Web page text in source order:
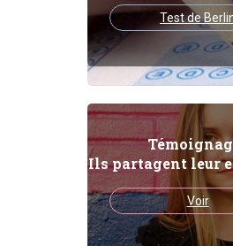
Test de
Ils partagent leur
Voir